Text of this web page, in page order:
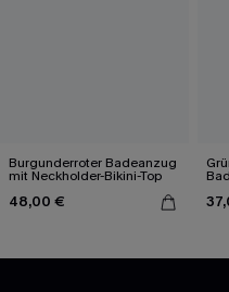
Burgunderroter Badeanzug
mit Neckholder-Bikini-Top
48,00 €